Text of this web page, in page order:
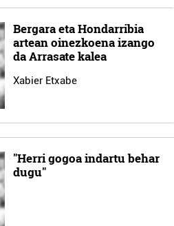
Bergara eta Hondarribia
artean oinezkoena izango
da Arrasate kalea
Xabier Etxabe
"Herri gogoa indartu behar
dugu"